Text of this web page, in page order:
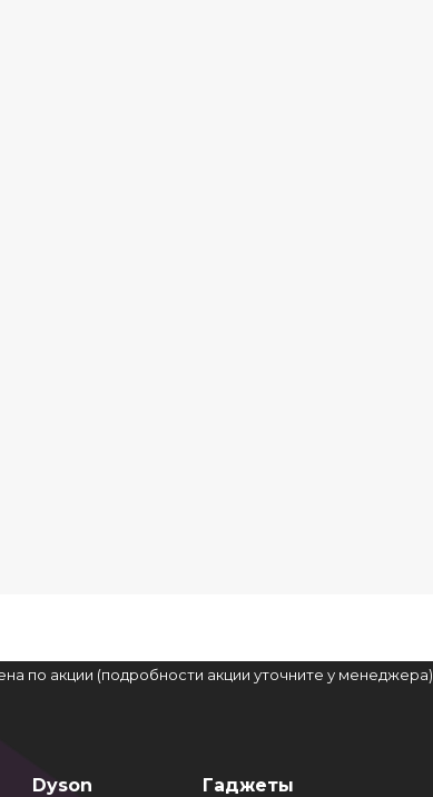
по акции (подробности акции уточните у менеджера)
Dyson Гаджеты